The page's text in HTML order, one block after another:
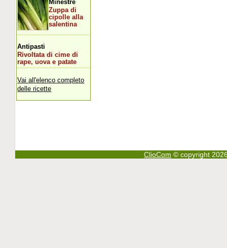
Minestre
Zuppa di
cipolle alla
salentina
Antipasti
Rivoltata di cime di
rape, uova e patate
Vai all'elenco completo
delle ricette
ClioCom © copyright